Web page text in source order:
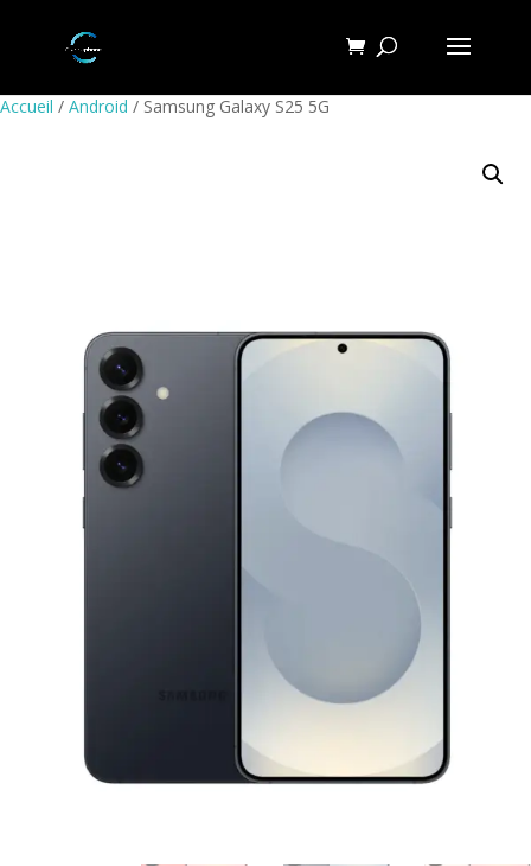
Accueil / Android / Samsung Galaxy S25 5G